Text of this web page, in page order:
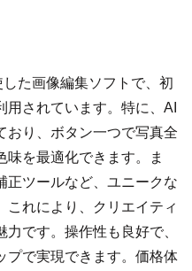
た画像編集ソフトで、初
されています。特に、AI
おり、ボタン一つで写真全
味を最適化できます。ま
正ツールなど、ユニークな
これにより、クリエイティ
です。操作性も良好で、
プで実現できます。価格体